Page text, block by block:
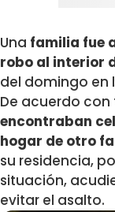
Una familia fue
robo al interior
del domingo en
De acuerdo con
encontraban
hogar de otro
su residencia,
situación,
evitar el asalto.